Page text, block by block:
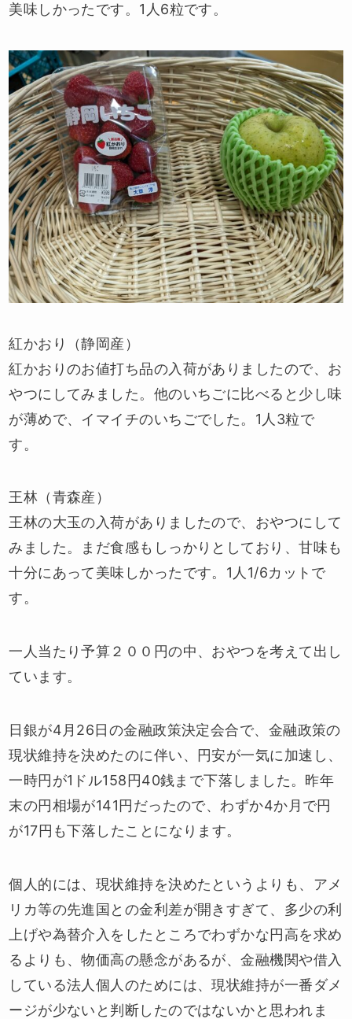
美味しかったです。1人6粒です。
紅かおり（静岡産）
紅かおりのお値打ち品の入荷がありましたので、お
やつにしてみました。他のいちごに比べると少し味
が薄めで、イマイチのいちごでした。1人3粒で
す。
王林（青森産）
王林の大玉の入荷がありましたので、おやつにして
みました。まだ食感もしっかりとしており、甘味も
十分にあって美味しかったです。1人1/6カットで
す。
一人当たり予算２００円の中、おやつを考えて出し
ています。
日銀が4月26日の金融政策決定会合で、金融政策の
現状維持を決めたのに伴い、円安が一気に加速し、
一時円が1ドル158円40銭まで下落しました。昨年
末の円相場が141円だったので、わずか4か月で円
が17円も下落したことになります。
個人的には、現状維持を決めたというよりも、アメ
リカ等の先進国との金利差が開きすぎて、多少の利
上げや為替介入をしたところでわずかな円高を求め
るよりも、物価高の懸念があるが、金融機関や借入
している法人個人のためには、現状維持が一番ダメ
ージが少ないと判断したのではないかと思われま